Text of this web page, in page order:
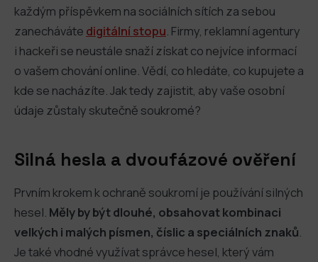
každým příspěvkem na sociálních sítích za sebou
zanecháváte digitální stopu . Firmy, reklamní agentury
i hackeři se neustále snaží získat co nejvíce informací
o vašem chování online. Vědí, co hledáte, co kupujete a
kde se nacházíte. Jak tedy zajistit, aby vaše osobní
údaje zůstaly skutečně soukromé?
Silná hesla a dvoufázové ověření
Prvním krokem k ochraně soukromí je používání silných
hesel. Měly by být dlouhé, obsahovat kombinaci
velkých i malých písmen, číslic a speciálních znaků
Je také vhodné využívat správce hesel, který vám